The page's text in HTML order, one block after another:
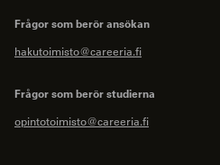
Frågor som berör ansökan
hakutoimisto@careeria.fi
Frågor som berör studierna
opintotoimisto@careeria.fi